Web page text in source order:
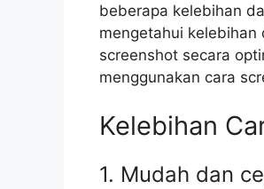
beberapa kelebihan
mengetahui
screenshot secara
menggunakan cara
Kelebihan
1. Mudah dan